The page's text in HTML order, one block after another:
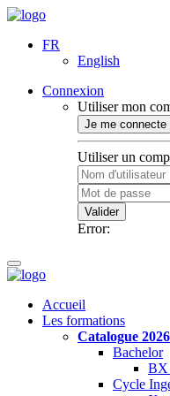
FR
English
Connexion
Utiliser mon
Je me connecte
Utiliser un
Valider
Error:
Accueil
Les formations
Catalogue
Bachelor
BX
Cycle